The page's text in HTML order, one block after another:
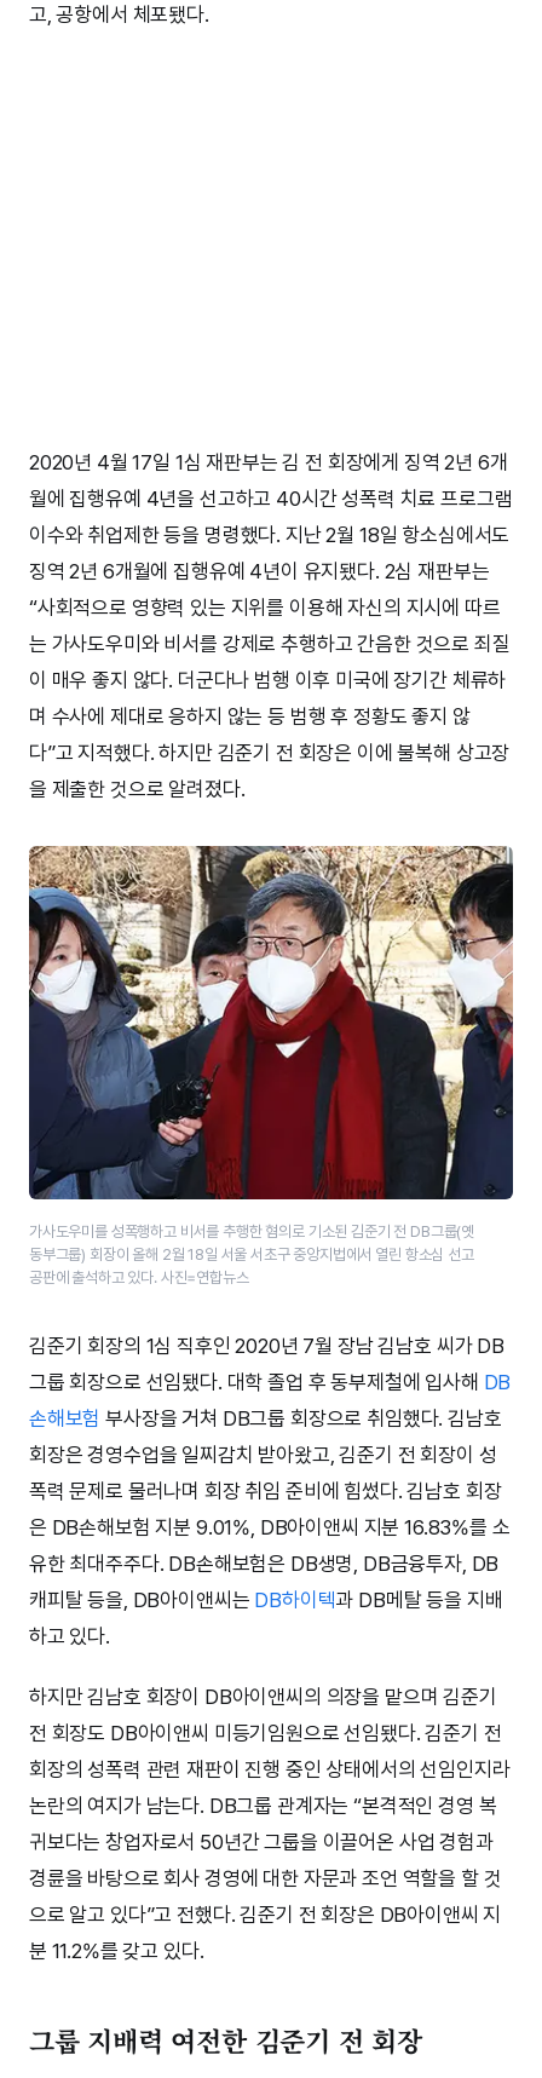
고, 공항에서 체포됐다.
2020년 4월 17일 1심 재판부는 김 전 회장에게 징역 2년 6개
월에 집행유예 4년을 선고하고 40시간 성폭력 치료 프로그램
이수와 취업제한 등을 명령했다. 지난 2월 18일 항소심에서도
징역 2년 6개월에 집행유예 4년이 유지됐다. 2심 재판부는
“사회적으로 영향력 있는 지위를 이용해 자신의 지시에 따르
는 가사도우미와 비서를 강제로 추행하고 간음한 것으로 죄질
이 매우 좋지 않다. 더군다나 범행 이후 미국에 장기간 체류하
며 수사에 제대로 응하지 않는 등 범행 후 정황도 좋지 않
다”고 지적했다. 하지만 김준기 전 회장은 이에 불복해 상고장
을 제출한 것으로 알려졌다.
가사도우미를 성폭행하고 비서를 추행한 혐의로 기소된 김준기 전 DB그룹(옛
동부그룹) 회장이 올해 2월 18일 서울 서초구 중앙지법에서 열린 항소심 선고
공판에 출석하고 있다. 사진=연합뉴스
김준기 회장의 1심 직후인 2020년 7월 장남 김남호 씨가 DB
그룹 회장으로 선임됐다. 대학 졸업 후 동부제철에 입사해 DB
손해보험 부사장을 거쳐 DB그룹 회장으로 취임했다. 김남호
회장은 경영수업을 일찌감치 받아왔고, 김준기 전 회장이 성
폭력 문제로 물러나며 회장 취임 준비에 힘썼다. 김남호 회장
은 DB손해보험 지분 9.01%, DB아이앤씨 지분 16.83%를 소
유한 최대주주다. DB손해보험은 DB생명, DB금융투자, DB
캐피탈 등을, DB아이앤씨는 DB하이텍과 DB메탈 등을 지배
하고 있다.
하지만 김남호 회장이 DB아이앤씨의 의장을 맡으며 김준기
전 회장도 DB아이앤씨 미등기임원으로 선임됐다. 김준기 전
회장의 성폭력 관련 재판이 진행 중인 상태에서의 선임인지라
논란의 여지가 남는다. DB그룹 관계자는 “본격적인 경영 복
귀보다는 창업자로서 50년간 그룹을 이끌어온 사업 경험과
경륜을 바탕으로 회사 경영에 대한 자문과 조언 역할을 할 것
으로 알고 있다”고 전했다. 김준기 전 회장은 DB아이앤씨 지
분 11.2%를 갖고 있다.
그룹 지배력 여전한 김준기 전 회장